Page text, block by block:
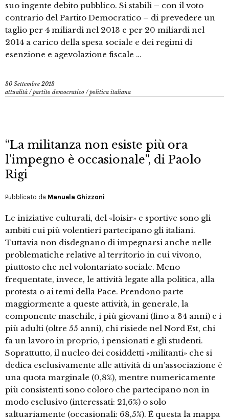
suo ingente debito pubblico. Si stabilì – con il voto
contrario del Partito Democratico – di prevedere un
taglio per 4 miliardi nel 2013 e per 20 miliardi nel
2014 a carico della spesa sociale e dei regimi di
esenzione e agevolazione fiscale …
30 Settembre 2013
attualità /partito democratico /politica italiana
“La militanza non esiste più ora
l’impegno è occasionale”, di Paolo
Rigi
Pubblicato da Manuela Ghizzoni
Le iniziative culturali, del «loisir» e sportive sono gli
ambiti cui più volentieri partecipano gli italiani.
Tuttavia non disdegnano di impegnarsi anche nelle
problematiche relative al territorio in cui vivono,
piuttosto che nel volontariato sociale. Meno
frequentate, invece, le attività legate alla politica, alla
protesta o ai temi della Pace. Prendono parte
maggiormente a queste attività, in generale, la
componente maschile, i più giovani (fino a 34 anni) e i
più adulti (oltre 55 anni), chi risiede nel Nord Est, chi
fa un lavoro in proprio, i pensionati e gli studenti.
Soprattutto, il nucleo dei cosiddetti «militanti» che si
dedica esclusivamente alle attività di un’associazione è
una quota marginale (0,8%), mentre numericamente
più consistenti sono coloro che partecipano non in
modo esclusivo (interessati: 21,6%) o solo
saltuariamente (occasionali: 68,5%). È questa la mappa